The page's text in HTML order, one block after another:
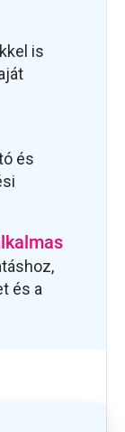
is
és
és a